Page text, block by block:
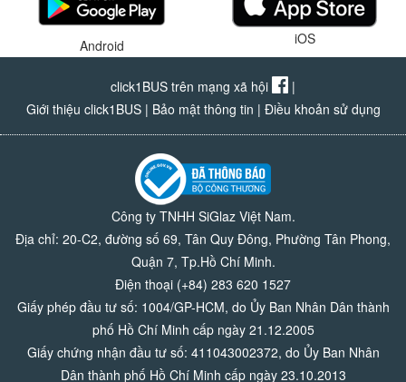
Android iOS
click1BUS trên mạng xã hội
|
Giới thiệu click1BUS| Bảo mật thông tin | Điều khoản sử dụng
Công ty TNHH SiGlaz Việt Nam.
Địa chỉ: 20-C2, đường số 69, Tân Quy Đông, Phường Tân Phong,
Quận 7, Tp.Hồ Chí Minh.
Điện thoại (+84) 283 620 1527
Giấy phép đầu tư số: 1004/GP-HCM, do Ủy Ban Nhân Dân thành
phố Hồ Chí Minh cấp ngày 21.12.2005
Giấy chứng nhận đầu tư số: 411043002372, do Ủy Ban Nhân
Dân thành phố Hồ Chí Minh cấp ngày 23.10.2013